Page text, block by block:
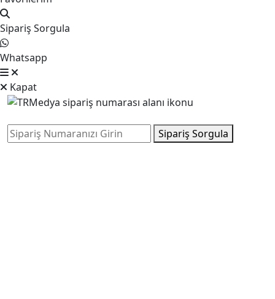
Sipariş Sorgula
Whatsapp
Kapat
Sipariş Sorgula